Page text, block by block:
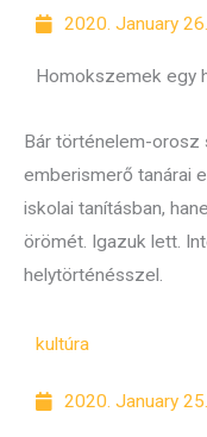
2020. January
Homokszemek egy
Bár történelem-orosz
emberismerő tanárai
iskolai tanításban,
örömét. Igazuk lett.
helytörténésszel.
kultúra
2020. January